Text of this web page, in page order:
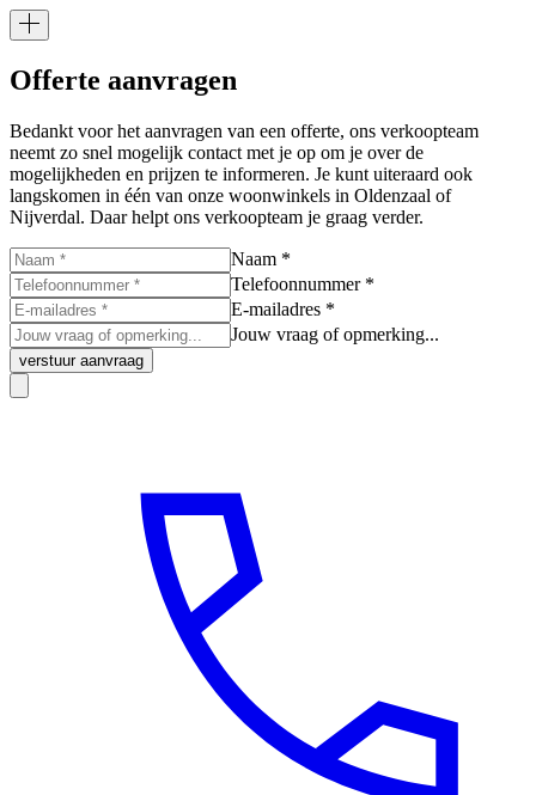
Offerte aanvragen
Bedankt voor het aanvragen van een offerte, ons verkoopteam
neemt zo snel mogelijk contact met je op om je over de
mogelijkheden en prijzen te informeren. Je kunt uiteraard ook
langskomen in één van onze woonwinkels in Oldenzaal of
Nijverdal. Daar helpt ons verkoopteam je graag verder.
Naam *
Telefoonnummer *
E-mailadres *
Jouw vraag of opmerking...
verstuur aanvraag